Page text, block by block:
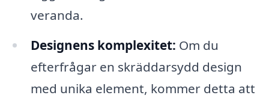
veranda.
Designens komplexitet: Om du
efterfrågar en skräddarsydd design
med unika element, kommer detta att